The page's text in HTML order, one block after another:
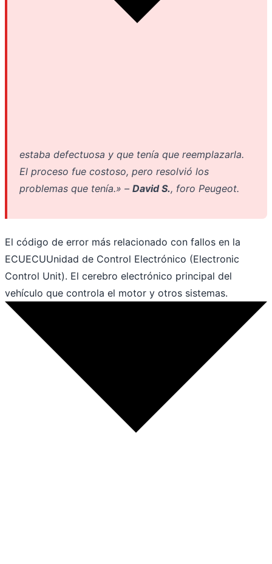
estaba defectuosa y que tenía que reemplazarla.
El proceso fue costoso, pero resolvió los
problemas que tenía.» – David S., foro Peugeot.
El código de error más relacionado con fallos en la
ECUECUUnidad de Control Electrónico (Electronic
Control Unit). El cerebro electrónico principal del
vehículo que controla el motor y otros sistemas.